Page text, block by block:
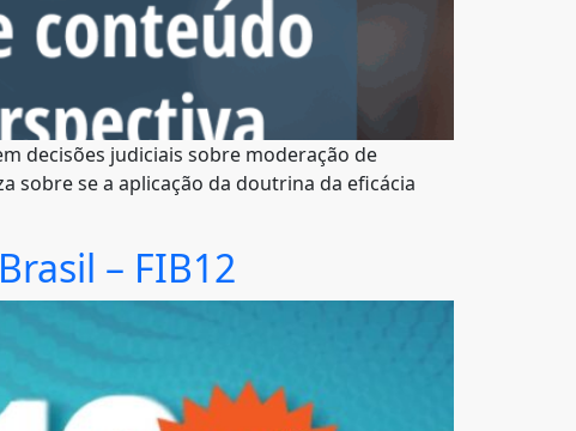
decisões judiciais sobre moderação de
sobre se a aplicação da doutrina da eficácia
– FIB12